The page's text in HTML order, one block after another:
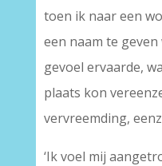
toen ik naar een
een naam te
gevoel ervaarde,
plaats kon
vervreemding,
‘Ik voel mij